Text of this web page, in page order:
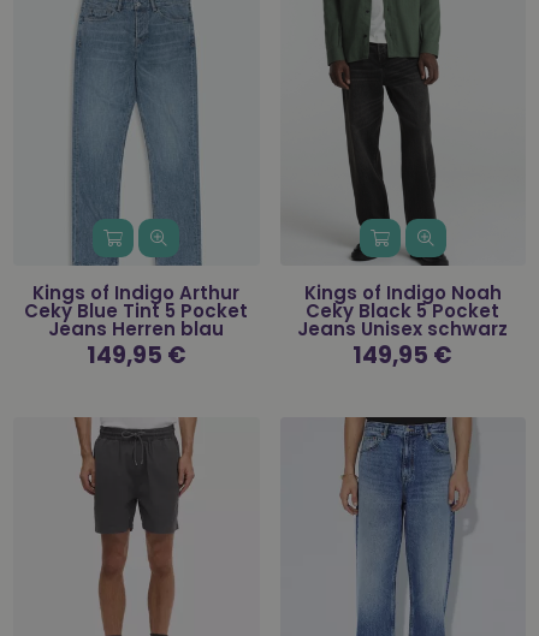
Kings of Indigo Arthur
Ceky Blue Tint 5 Pocket
Jeans Herren blau
Normaler
Preis
149,95 €
Kings of Indigo Noah
Ceky Black 5 Pocket
Jeans Unisex schwarz
Normaler
Preis
149,95 €